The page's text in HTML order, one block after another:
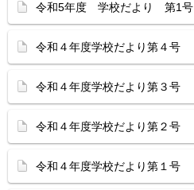
令和5年度 学校だより 第1号
令和４年度学校だより第４号
令和４年度学校だより第３号
令和４年度学校だより第２号
令和４年度学校だより第１号